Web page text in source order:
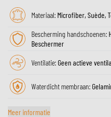
Materiaal: Microfiber, Suède,
Bescherming handschoenen:
Beschermer
Ventilatie:Geen actieve
Waterdicht membraan:
Meer informatie